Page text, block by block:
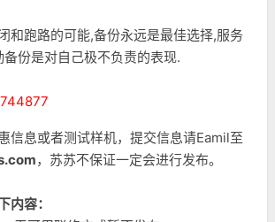
和跑路的可能,备份永远是最佳选择,服务
份是对自己极不负责的表现.
信息或者测试样机，提交信息请Eamil至
，苏苏不保证一定会进行发布。
内容：